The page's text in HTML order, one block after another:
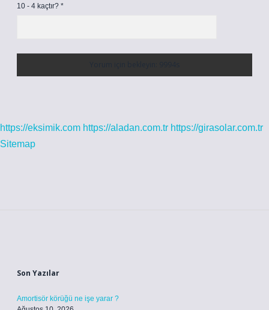
10 - 4 kaçtır? *
https://eksimik.com https://aladan.com.tr https://girasolar.com.tr
Sitemap
Son Yazılar
Amortisör körüğü ne işe yarar ?